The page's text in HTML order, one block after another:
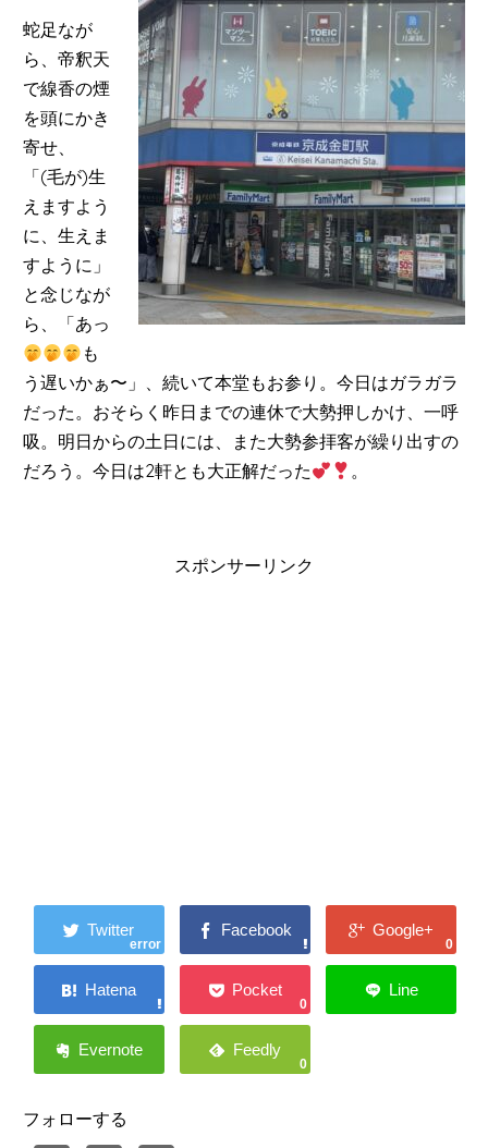
蛇足なが
ら、帝釈天
で線香の煙
を頭にかき
寄せ、
「(毛が)生
えますよう
に、生えま
すように」
と念じなが
ら、「あっ
も
う遅いかぁ〜」、続いて本堂もお参り。今日はガラガラ
だった。おそらく昨日までの連休で大勢押しかけ、一呼
吸。明日からの土日には、また大勢参拝客が繰り出すの
だろう。今日は2軒とも大正解だった
。
スポンサーリンク
error 0
0
0
フォローする